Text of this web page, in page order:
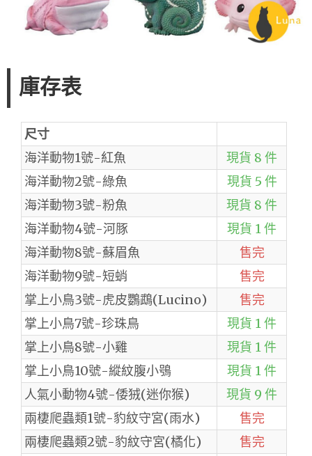
庫存表
尺寸
海洋動物1號-紅魚
現貨 8 件
海洋動物2號-綠魚
現貨 5 件
海洋動物3號-粉魚
現貨 8 件
海洋動物4號-河豚
現貨 1 件
海洋動物8號-蘇眉魚
售完
海洋動物9號-短蛸
售完
掌上小鳥3號-虎皮鸚鵡(Lucino)
售完
掌上小鳥7號-珍珠鳥
現貨 1 件
掌上小鳥8號-小雞
現貨 1 件
掌上小鳥10號-縱紋腹小鴞
現貨 1 件
人氣小動物4號-倭狨(迷你猴)
現貨 9 件
兩棲爬蟲類1號-豹紋守宮(雨水)
售完
兩棲爬蟲類2號-豹紋守宮(橘化)
售完